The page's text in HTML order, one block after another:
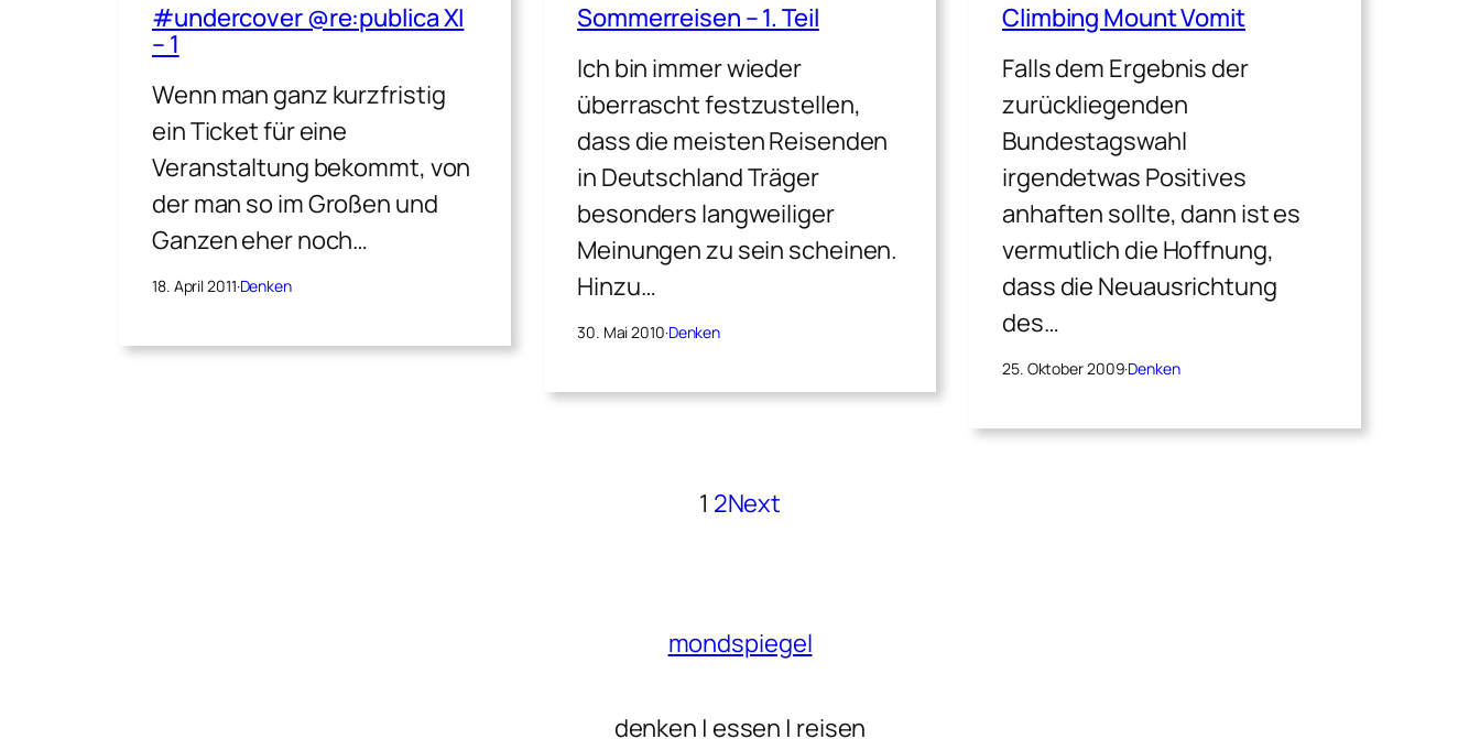
#undercover @re:publica XI
– 1
Wenn man ganz kurzfristig
ein Ticket für eine
Veranstaltung bekommt, von
der man so im Großen und
Ganzen eher noch…
18. April 2011·Denken
Sommerreisen – 1. Teil
Ich bin immer wieder
überrascht festzustellen,
dass die meisten Reisenden
in Deutschland Träger
besonders langweiliger
Meinungen zu sein scheinen.
Hinzu…
30. Mai 2010·Denken
Climbing Mount Vomit
Falls dem Ergebnis der
zurückliegenden
Bundestagswahl
irgendetwas Positives
anhaften sollte, dann ist es
vermutlich die Hoffnung,
dass die Neuausrichtung
des…
25. Oktober 2009·Denken
1 2Next
mondspiegel
denken | essen | reisen